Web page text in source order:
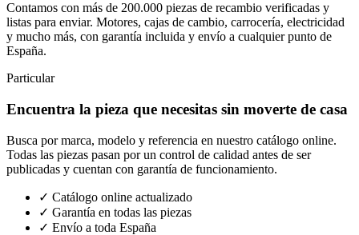
Contamos con más de 200.000 piezas de recambio verificadas y
listas para enviar. Motores, cajas de cambio, carrocería, electricidad
y mucho más, con garantía incluida y envío a cualquier punto de
España.
Particular
Encuentra la pieza que necesitas sin moverte de casa
Busca por marca, modelo y referencia en nuestro catálogo online.
Todas las piezas pasan por un control de calidad antes de ser
publicadas y cuentan con garantía de funcionamiento.
✓ Catálogo online actualizado
✓ Garantía en todas las piezas
✓ Envío a toda España